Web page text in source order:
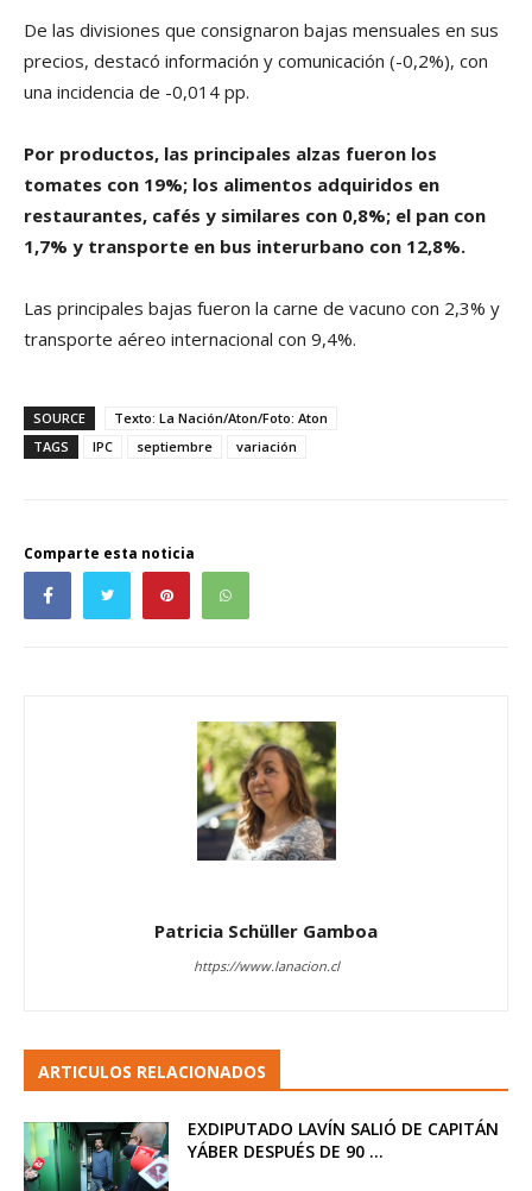
De las divisiones que consignaron bajas mensuales en sus
precios, destacó información y comunicación (-0,2%), con
una incidencia de -0,014 pp.
Por productos, las principales alzas fueron los
tomates con 19%; los alimentos adquiridos en
restaurantes, cafés y similares con 0,8%; el pan con
1,7% y transporte en bus interurbano con 12,8%.
Las principales bajas fueron la carne de vacuno con 2,3% y
transporte aéreo internacional con 9,4%.
SOURCE
Texto: La Nación/Aton/Foto: Aton
TAGS
IPC septiembre variación
Comparte esta noticia
Patricia Schüller Gamboa
https://www.lanacion.cl
ARTICULOS RELACIONADOS
EXDIPUTADO LAVÍN SALIÓ DE CAPITÁN
YÁBER DESPUÉS DE 90 ...